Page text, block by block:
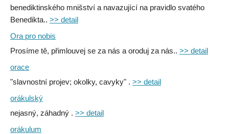
benediktinského mnišství a navazující na pravidlo svatého
Benedikta.. >> detail
Ora pro nobis
Prosíme tě, přimlouvej se za nás a oroduj za nás.. >> detail
orace
"slavnostní projev; okolky, cavyky" . >> detail
orákulský
nejasný, záhadný . >> detail
orákulum